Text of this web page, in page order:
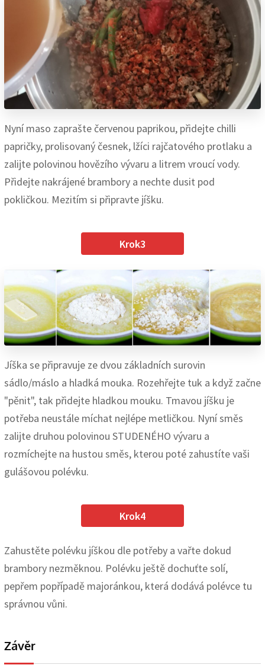
Nyní maso zaprašte červenou paprikou, přidejte chilli
papričky, prolisovaný česnek, lžíci rajčatového protlaku a
zalijte polovinou hovězího vývaru a litrem vroucí vody.
Přidejte nakrájené brambory a nechte dusit pod
pokličkou. Mezitím si připravte jíšku.
Krok3
Jíška se připravuje ze dvou základních surovin
sádlo/máslo a hladká mouka. Rozehřejte tuk a když začne
"pěnit", tak přidejte hladkou mouku. Tmavou jíšku je
potřeba neustále míchat nejlépe metličkou. Nyní směs
zalijte druhou polovinou STUDENÉHO vývaru a
rozmíchejte na hustou směs, kterou poté zahustíte vaši
gulášovou polévku.
Krok4
Zahustěte polévku jíškou dle potřeby a vařte dokud
brambory nezměknou. Polévku ještě dochuťte solí,
pepřem popřípadě majoránkou, která dodává polévce tu
správnou vůni.
Závěr